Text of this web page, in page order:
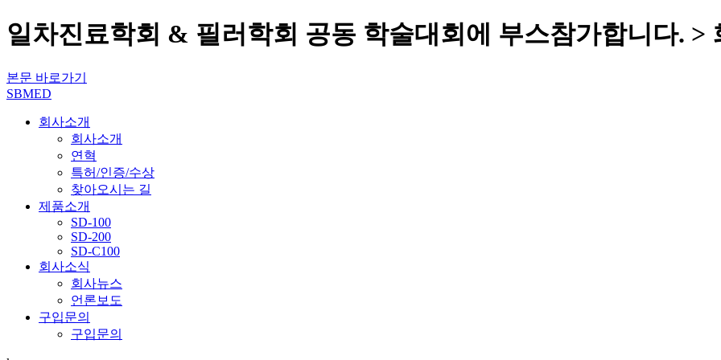
일차진료학회 & 필러학회 공동 학술대회에 부스참가합니다. >
본문 바로가기
SBMED
회사소개
회사소개
연혁
특허/인증/수상
찾아오시는 길
제품소개
SD-100
SD-200
SD-C100
회사소식
회사뉴스
언론보도
구입문의
구입문의